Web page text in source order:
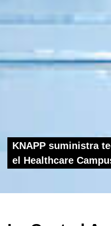
KNAPP suministra
el Healthcare